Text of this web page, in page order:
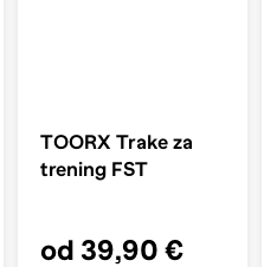
TOORX Trake za
trening FST
od 39,90 €